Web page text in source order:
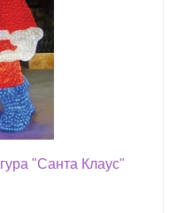
"Санта Клаус"